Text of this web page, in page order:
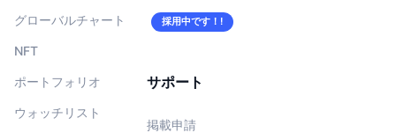
グローバルチャート
NFT
ポートフォリオ
ウォッチリスト
採用中です！!
サポート
掲載申請